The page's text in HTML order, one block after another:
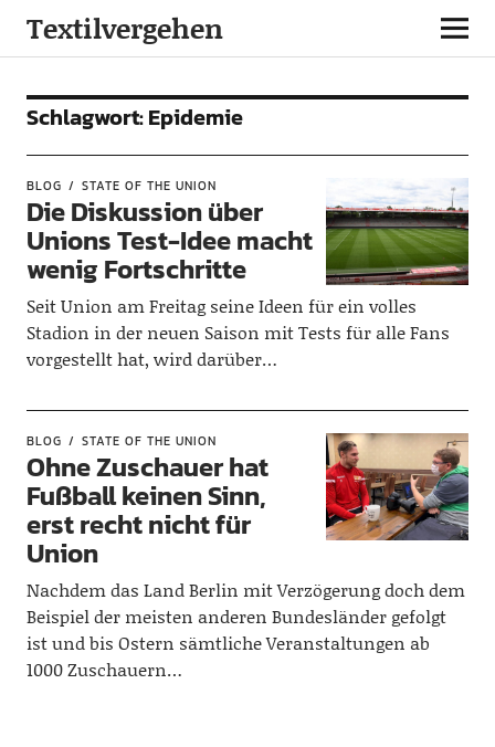
Textilvergehen
Schlagwort:Epidemie
BLOG STATE OF THE UNION
Die Diskussion über
Unions Test-Idee macht
wenig Fortschritte
Seit Union am Freitag seine Ideen für ein volles
Stadion in der neuen Saison mit Tests für alle Fans
vorgestellt hat, wird darüber…
BLOG STATE OF THE UNION
Ohne Zuschauer hat
Fußball keinen Sinn,
erst recht nicht für
Union
Nachdem das Land Berlin mit Verzögerung doch dem
Beispiel der meisten anderen Bundesländer gefolgt
ist und bis Ostern sämtliche Veranstaltungen ab
1000 Zuschauern…